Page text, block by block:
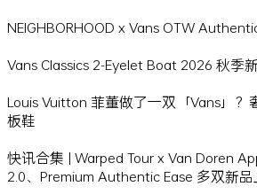
NEIGHBORHOOD x Vans OTW
Vans Classics 2-Eyelet Boat 2026 秋季
Louis Vuitton 菲董做了一双「Vans」？
板鞋
快讯合集 | Warped Tour x Van Doren
2.0、Premium Authentic Ease 多双新品